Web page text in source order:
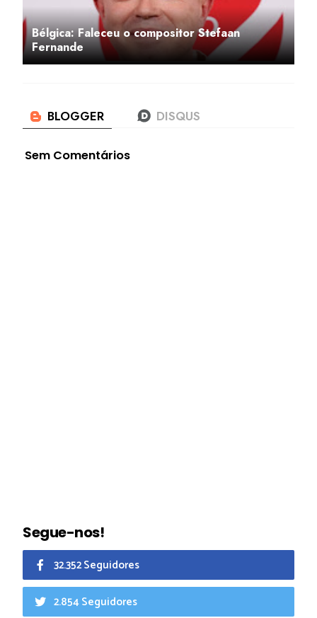
Bélgica: Faleceu o compositor Stefaan
Fernande
Sem Comentários
Segue-nos!
32.352 Seguidores
2.854 Seguidores